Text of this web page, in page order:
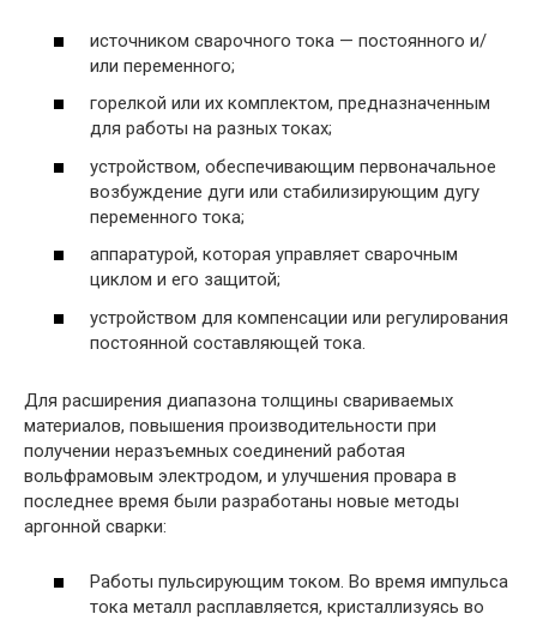
источником сварочного тока — постоянного и/
или переменного;
горелкой или их комплектом, предназначенным
для работы на разных токах;
устройством, обеспечивающим первоначальное
возбуждение дуги или стабилизирующим дугу
переменного тока;
аппаратурой, которая управляет сварочным
циклом и его защитой;
устройством для компенсации или регулирования
постоянной составляющей тока.
Для расширения диапазона толщины свариваемых
материалов, повышения производительности при
получении неразъемных соединений работая
вольфрамовым электродом, и улучшения провара в
последнее время были разработаны новые методы
аргонной сварки:
Работы пульсирующим током. Во время импульса
тока металл расплавляется, кристаллизуясь во